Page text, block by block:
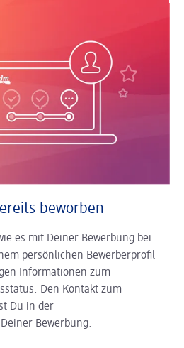
beworben
es mit Deiner Bewerbung bei
persönlichen Bewerberprofil
Informationen zum
Den Kontakt zum
Du in der
Bewerbung.